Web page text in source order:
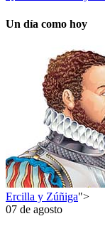
Un día como hoy
Ercilla y Zúñiga">
07 de agosto